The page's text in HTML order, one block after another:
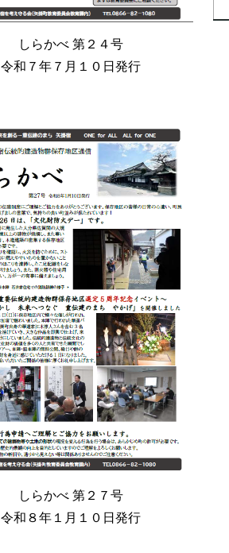
しらかべ 第２４号
令和７年７ 月１０日発行
しらかべ 第２７ 号
令和 ８年１ 月１０日発行